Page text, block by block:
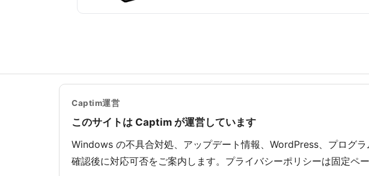
Captim運営
このサイトは Captim が運営しています
Windows の不具合対処、アップデート情報、WordPress、プログ
確認後に対応可否をご案内します。プライバシーポリシーは固定ペ